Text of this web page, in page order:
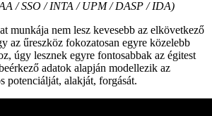
/ SSO / INTA / UPM / DASP / IDA)
munkája nem lesz kevesebb az elkövetkező
az űreszköz fokozatosan egyre közelebb
úgy lesznek egyre fontosabbak az égitest
adatok alapján modellezik az
potenciálját, alakját, forgását.